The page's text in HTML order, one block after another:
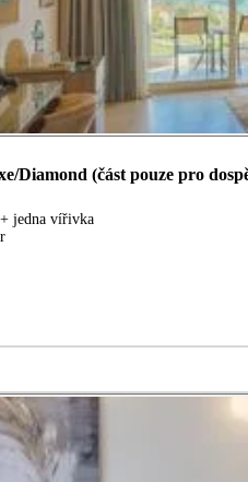
Diamond (část pouze pro
jedna vířivka